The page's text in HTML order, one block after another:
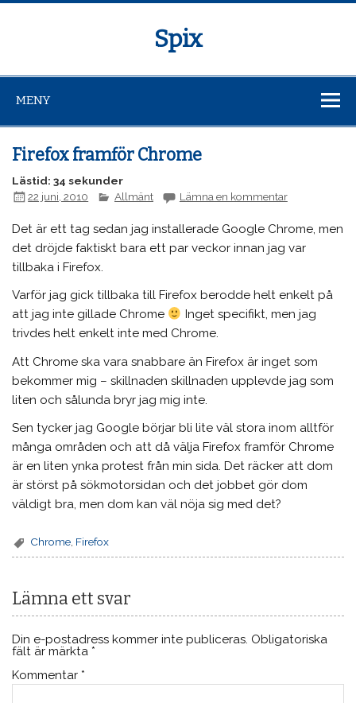
Spix
MENY
Firefox framför Chrome
Lästid: 34 sekunder
22 juni, 2010
Allmänt Lämna en kommentar
Det är ett tag sedan jag installerade Google Chrome, men
det dröjde faktiskt bara ett par veckor innan jag var
tillbaka i Firefox.
Varför jag gick tillbaka till Firefox berodde helt enkelt på
att jag inte gillade Chrome
Inget specifikt, men jag
trivdes helt enkelt inte med Chrome.
Att Chrome ska vara snabbare än Firefox är inget som
bekommer mig – skillnaden skillnaden upplevde jag som
liten och sålunda bryr jag mig inte.
Sen tycker jag Google börjar bli lite väl stora inom alltför
många områden och att då välja Firefox framför Chrome
är en liten ynka protest från min sida. Det räcker att dom
är störst på sökmotorsidan och det jobbet gör dom
väldigt bra, men dom kan väl nöja sig med det?
Chrome Firefox
Lämna ett svar
Din e-postadress kommer inte publiceras. Obligatoriska
fält är märkta *
Kommentar *